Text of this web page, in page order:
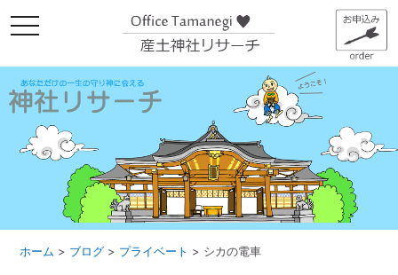
メ
ニ
ー
ホーム > ブログ > プライベート > シカの電車